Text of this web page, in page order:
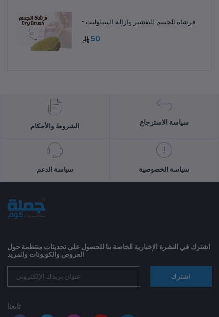
• فرشاة للجسم للتقشير وازالة السيلوليت
50
الشروط والأحكام
سياسة الاسترجاع
سياسة الدعم سياسة الخصوصية
اشترك في النشرة الإخبارية الخاصة بنا للحصول على تحديثات منتظمة حول
العروض والكوبونات والمزيد
اشترك
تابعنا